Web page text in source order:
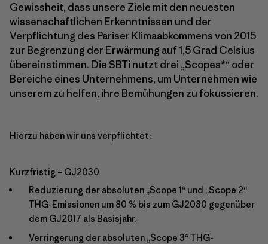
Gewissheit, dass unsere Ziele mit den neuesten
wissenschaftlichen Erkenntnissen und der
Verpflichtung des Pariser Klimaabkommens von 2015
zur Begrenzung der Erwärmung auf 1,5 Grad Celsius
übereinstimmen. Die SBTi nutzt drei „Scopes*“oder
Bereiche eines Unternehmens, um Unternehmen wie
unserem zu helfen, ihre Bemühungen zu fokussieren.
Hierzu haben wir uns verpflichtet:
Kurzfristig – GJ2030
Reduzierung der absoluten „Scope 1“ und „Scope 2“
THG-Emissionen um 80 % bis zum GJ2030 gegenüber
dem GJ2017 als Basisjahr.
Verringerung der absoluten „Scope 3“ THG-